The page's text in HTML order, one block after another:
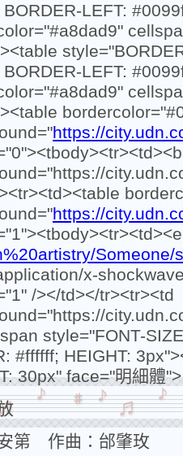
LEFT:
LEFT:
https://
https://
Someone/
x-
/></td></tr><tr><td
style="FONT-
#ffffff; HEIGHT:
30px" face="明細體">
第 作曲：邰肇玫